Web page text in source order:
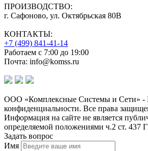
ПРОИЗВОДСТВО:
г. Сафоново, ул. Октябрьская 80В
КОНТАКТЫ:
+7 (499) 841-41-14
Работаем с 7:00 до 19:00
Почта: info@komss.ru
ООО «Комплексные Системы и Сети» -
конфиденциальности. Все права
Информация на сайте не является
определяемой положениями ч.2 ст. 437
Задать вопрос
Имя